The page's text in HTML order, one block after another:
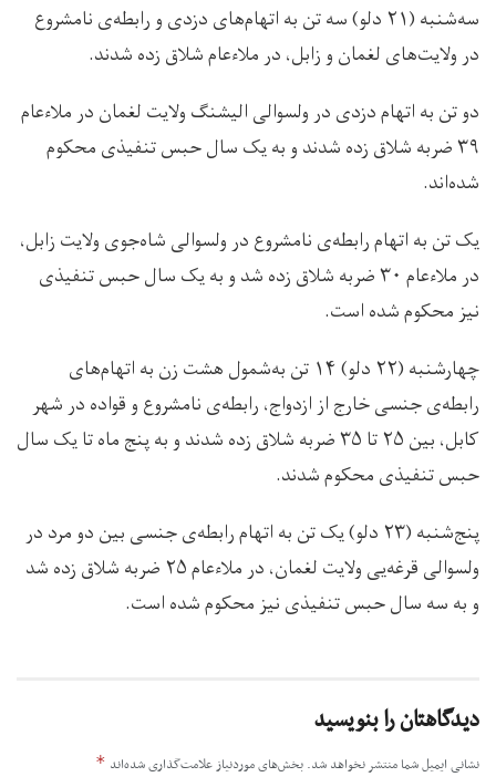
سه‌شنبه (۲۱ دلو) سه تن به اتهام‌های دزدی و رابطه‌ی نامشروع
در ولایت‌های لغمان و زابل، در ملاءعام شلاق زده شدند.
دو تن به اتهام دزدی در ولسوالی الیشنگ ولایت لغمان در ملاءعام
۳۹ ضربه شلاق زده شدند و به یک سال حبس تنفيذی محکوم
شده‌اند.
یک تن به اتهام رابطه‌ی نامشروع در ولسوالی شاه‌جوی ولایت زابل،
در ملاءعام ۳۰ ضربه شلاق زده شد و به یک سال حبس تنفیذی
نیز محکوم شده است.
چهارشنبه (۲۲ دلو) ۱۴ تن به‌شمول هشت زن به اتهام‌های
رابطه‌ی جنسی خارج از ازدواج، رابطه‌ی نامشروع و قواده در شهر
کابل، بین ۲۵ تا ۳۵ ضربه شلاق زده شدند و به پنج ماه تا یک سال
حبس تنفيذی محکوم شدند.
پنج‌شنبه (۲۳ دلو) یک تن به اتهام رابطه‌ی جنسی بین دو مرد در
ولسوالی قرغه‌یی ولایت لغمان، در ملاءعام ۲۵ ضربه شلاق زده شد
و به سه سال حبس تنفيذی نیز محکوم شده است.
دیدگاهتان را بنویسید
نشانی ایمیل شما منتشر نخواهد شد. بخش‌های موردنیاز علامت‌گذاری شده‌اند *